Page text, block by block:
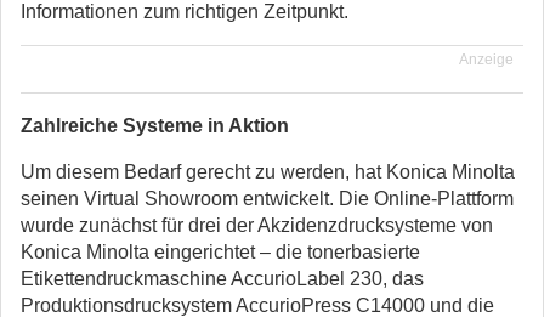
Informationen zum richtigen Zeitpunkt.
Anzeige
Zahlreiche Systeme in Aktion
Um diesem Bedarf gerecht zu werden, hat Konica Minolta
seinen Virtual Showroom entwickelt. Die Online-Plattform
wurde zunächst für drei der Akzidenzdrucksysteme von
Konica Minolta eingerichtet – die tonerbasierte
Etikettendruckmaschine AccurioLabel 230, das
Produktionsdrucksystem AccurioPress C14000 und die